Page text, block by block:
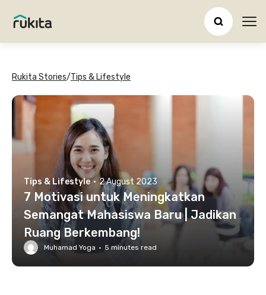
Rukita Stories/Tips & Lifestyle
Tips & Lifestyle · 2 August 2023
7 Motivasi untuk Meningkatkan
Semangat Mahasiswa Baru | Jadikan
Ruang Berkembang!
Muhamad Yoga · 5 minutes read